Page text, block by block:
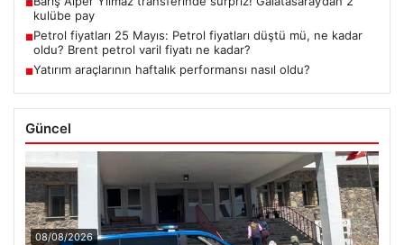
■
kulübe pay
■Petrol fiyatları 25 Mayıs: Petrol fiyatları düştü mü, ne kadar
oldu? Brent petrol varil fiyatı ne kadar?
■Yatırım araçlarının haftalık performansı nasıl oldu?
Güncel
08/08/2026